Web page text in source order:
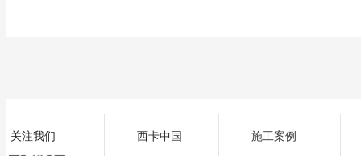
关注我们 西卡中国 施工案例